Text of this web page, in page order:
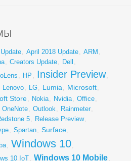
, April 2018 Update, ARM ,
, Creators Update, Dell ,
, HP , Insider Preview,
Lenovo, LG, Lumia, Microsoft,
Store, Nokia, Nvidia, Office,
OneNote, Outlook, Rainmeter,
5, Release Preview,
, Spartan, Surface,
, Windows 10,
10 IoT, Windows 10 Mobile,